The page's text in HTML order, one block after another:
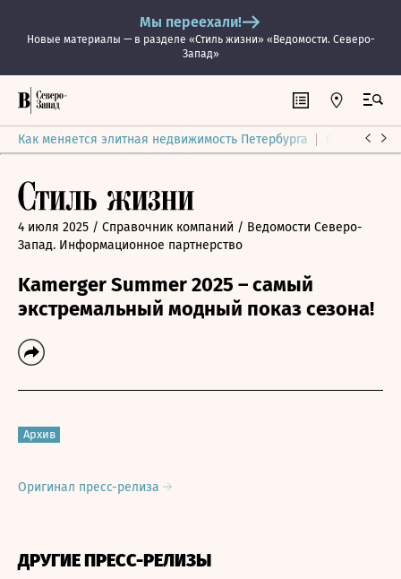
Мы переехали!
Новые материалы — в разделе «Стиль жизни» «Ведомости. Северо-
Запад»
Как меняется элитная недвижимость Петербурга Ситуация
4 июля 2025 / Справочник компаний / Ведомости Северо-
Запад. Информационное партнерство
Kamerger Summer 2025 – самый
экстремальный модный показ сезона!
Архив
Оригинал пресс-релиза
ДРУГИЕ ПРЕСС-РЕЛИЗЫ